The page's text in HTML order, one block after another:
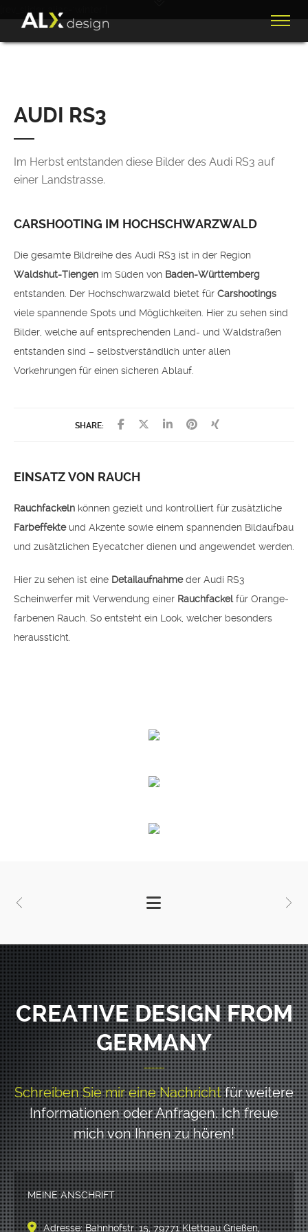
AUDI RS3
Im Herbst entstanden diese Bilder des Audi RS3 auf
einer Landstrasse.
CARSHOOTING IM HOCHSCHWARZWALD
Die gesamte Bildreihe des Audi RS3 ist in der Region
Waldshut-Tiengen im Süden von Baden-Württemberg
entstanden. Der Hochschwarzwald bietet für Carshootings
viele spannende Spots und Möglichkeiten. Hier zu sehen sind
Bilder, welche auf entsprechenden Land- und Waldstraßen
entstanden sind – selbstverständlich unter allen
Vorkehrungen für einen sicheren Ablauf.
SHARE:
EINSATZ VON RAUCH
Rauchfackeln können gezielt und kontrolliert für zusätzliche
Farbeffekteund Akzente sowie einem spannenden Bildaufbau
und zusätzlichen Eyecatcher dienen und angewendet werden.
Hier zu sehen ist eine Detailaufnahmeder Audi RS3
Scheinwerfer mit Verwendung einer Rauchfackelfür Orange-
farbenen Rauch. So entsteht ein Look, welcher besonders
heraussticht.
CREATIVE DESIGN FROM
GERMANY
Schreiben Sie mir eine Nachrichtfür weitere
Informationen oder Anfragen.Ich freue
mich von Ihnen zu hören!
MEINE ANSCHRIFT
Adresse: Bahnhofstr. 15, 79771 Klettgau Grießen,